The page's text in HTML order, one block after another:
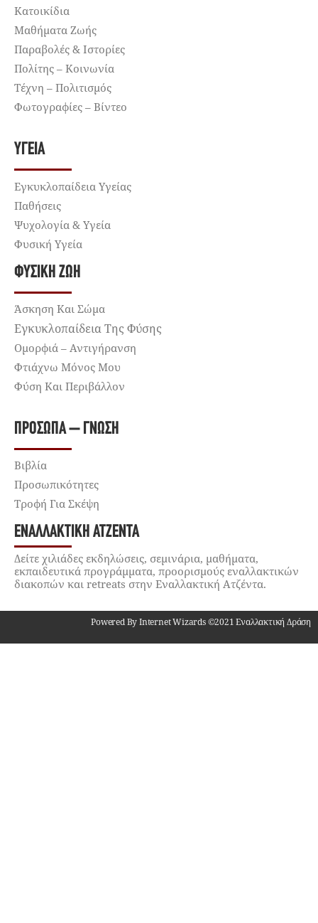
Κατοικίδια
Μαθήματα Ζωής
Παραβολές & Ιστορίες
Πολίτης – Κοινωνία
Τέχνη – Πολιτισμός
Φωτογραφίες – Βίντεο
ΥΓΕΊΑ
Εγκυκλοπαίδεια Υγείας
Παθήσεις
Ψυχολογία & Υγεία
Φυσική Υγεία
ΦΥΣΙΚΉ ΖΩΉ
Άσκηση Και Σώμα
Εγκυκλοπαίδεια Της Φύσης
Ομορφιά – Αντιγήρανση
Φτιάχνω Μόνος Μου
Φύση Και Περιβάλλον
ΠΡΌΣΩΠΑ – ΓΝΏΣΗ
Βιβλία
Προσωπικότητες
Τροφή Για Σκέψη
ΕΝΑΛΛΑΚΤΙΚΉ ΑΤΖΈΝΤΑ
Δείτε χιλιάδες εκδηλώσεις, σεμινάρια, μαθήματα,
εκπαιδευτικά προγράμματα, προορισμούς εναλλακτικών
διακοπών και retreats στην Εναλλακτική Ατζέντα.
Powered By Internet Wizards ©2021 Εναλλακτική Δράση